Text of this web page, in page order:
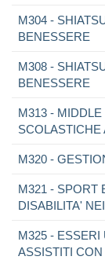
M304 -
BENESSERE
M308 -
BENESSERE
M313 -
SCOLASTICHE
M320 -
M321 - SPORT
DISABILITA'
M325 - ESSERI
ASSISTITI